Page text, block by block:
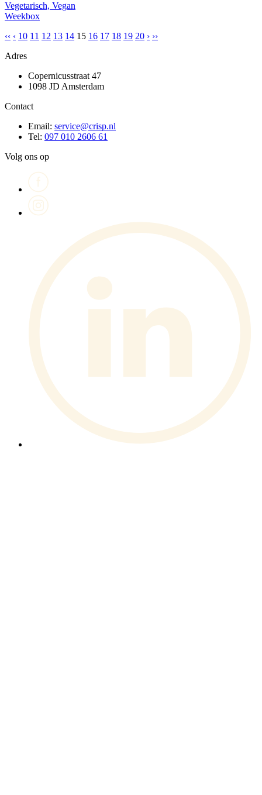
Vegetarisch, Vegan
Weekbox
‹‹ ‹ 10 11 12 13 14 15 16 17 18 19 20 › ››
Adres
Copernicusstraat 47
1098 JD Amsterdam
Contact
Email: service@crisp.nl
Tel: 097 010 2606 61
Volg ons op